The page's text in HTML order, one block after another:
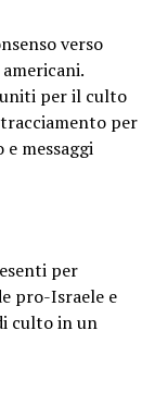
verso
per il culto
per
messaggi
per
pro-Israele e
culto in un